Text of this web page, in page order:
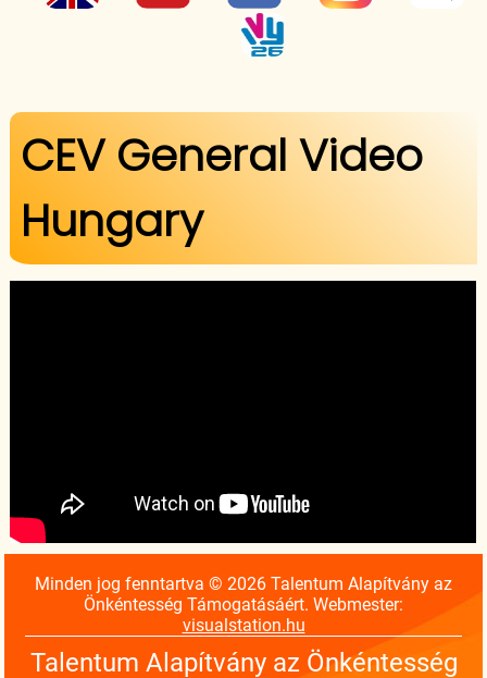
Jelenlegi hely
CEV General Video
Hungary
Minden jog fenntartva © 2026 Talentum Alapítvány az
Önkéntesség Támogatásáért. Webmester:
visualstation.hu
Talentum Alapítvány az Önkéntesség